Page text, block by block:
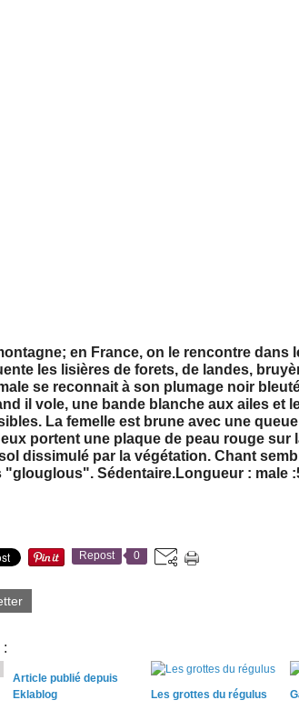
en France, on le rencontre dans
les lisières de forets, de landes,
se reconnait à son plumage noir
il vole, une bande blanche aux ailes et
La femelle est brune avec une
portent une plaque de peau rouge sur
dissimulé par la végétation. Chant
"glouglous". Sédentaire.Longueur : male
Repost 0
:
Article publié depuis
Eklablog
Les grottes du régulus